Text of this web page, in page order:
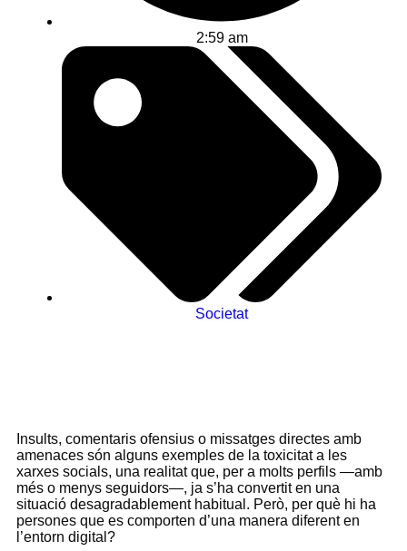
2:59 am
Societat
Insults, comentaris ofensius o missatges directes amb
amenaces són alguns exemples de la toxicitat a les
xarxes socials, una realitat que, per a molts perfils ―amb
més o menys seguidors―, ja s’ha convertit en una
situació desagradablement habitual. Però, per què hi ha
persones que es comporten d’una manera diferent en
l’entorn digital?